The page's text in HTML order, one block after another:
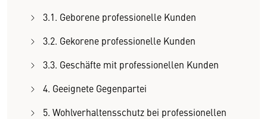
3.1. Geborene professionelle Kunden
3.2. Gekorene professionelle Kunden
3.3. Geschäfte mit professionellen Kunden
4. Geeignete Gegenpartei
5. Wohlverhaltensschutz bei professionellen